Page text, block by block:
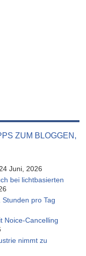
ZUM BLOGGEN,
Juni, 2026
bei lichtbasierten
pro Tag
Noice-Cancelling
nimmt zu